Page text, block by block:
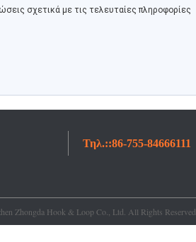
σχετικά με τις τελευταίες πληροφορίες
Τηλ.::86-755-84666111
Zhongda Hook & Loop Co., Ltd. All Rights Reserved.